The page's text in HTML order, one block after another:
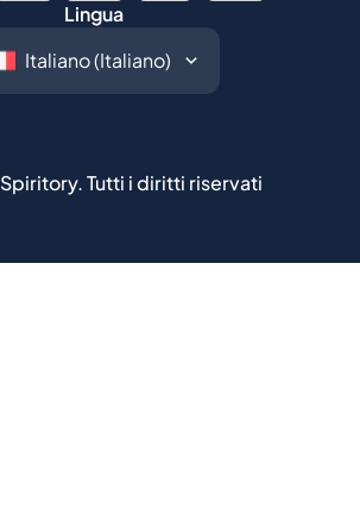
Lingua
Spiritory.Tutti i diritti riservati